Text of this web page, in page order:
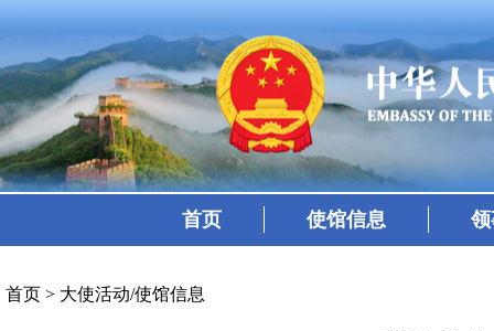
首页 使馆信息
首页 > 大使活动/使馆信息